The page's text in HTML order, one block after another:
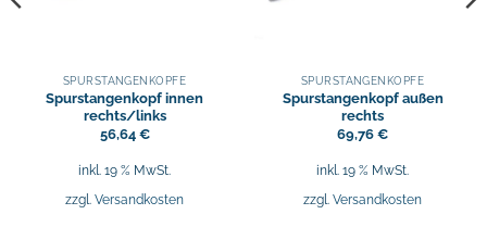
SPURSTANGENKÖPFE
Spurstangenkopf innen
rechts/links
56,64 €
inkl. 19 % MwSt.
zzgl. Versandkosten
SPURSTANGENKÖPFE
Spurstangenkopf außen
rechts
69,76 €
inkl. 19 % MwSt.
zzgl. Versandkosten